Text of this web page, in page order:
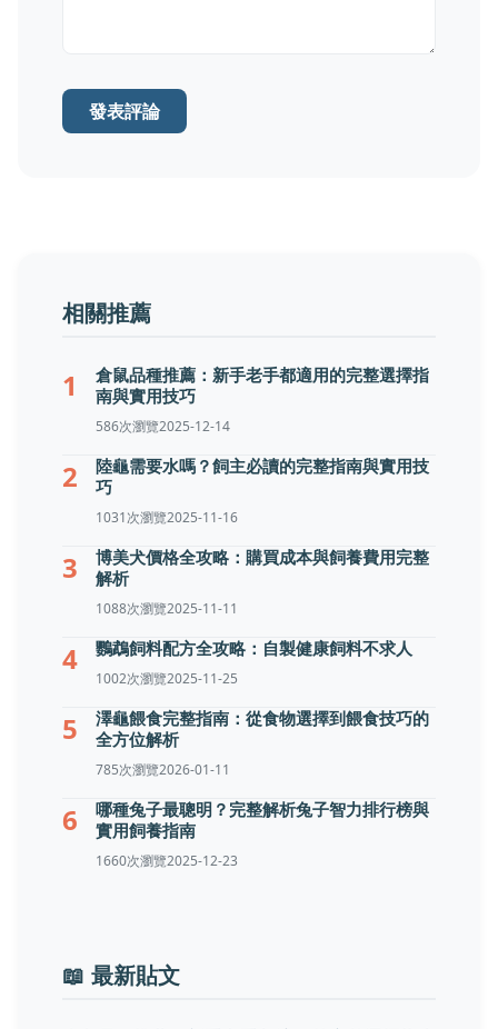
發表評論
相關推薦
1
倉鼠品種推薦：新手老手都適用的完整選擇指
南與實用技巧
586次瀏覽2025-12-14
2
陸龜需要水嗎？飼主必讀的完整指南與實用技
巧
1031次瀏覽2025-11-16
3
博美犬價格全攻略：購買成本與飼養費用完整
解析
1088次瀏覽2025-11-11
4 鸚鵡飼料配方全攻略：自製健康飼料不求人
1002次瀏覽2025-11-25
5
澤龜餵食完整指南：從食物選擇到餵食技巧的
全方位解析
785次瀏覽2026-01-11
6
哪種兔子最聰明？完整解析兔子智力排行榜與
實用飼養指南
1660次瀏覽2025-12-23
📖 最新貼文